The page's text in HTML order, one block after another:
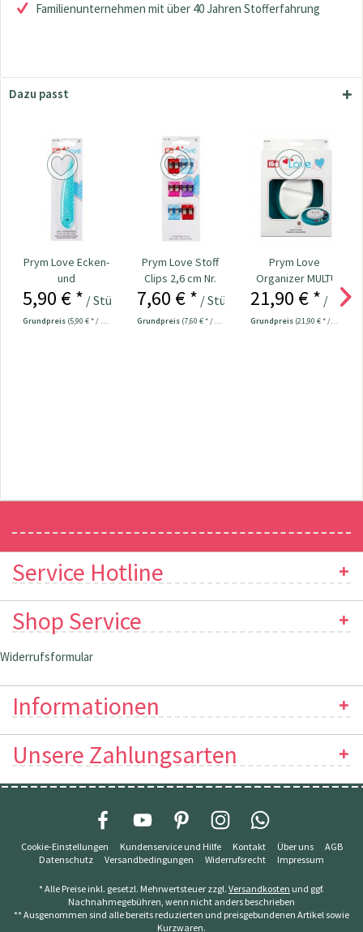
Familienunternehmen mit über 40 Jahren Stofferfahrung
Dazu passt
Prym Love Ecken-
und
Kantenformer Nr.
5,90 € * / Stück
Grundpreis (5,90 € * / 1 Stück)
Prym Love Stoff
Clips 2,6 cm Nr.
610180
7,60 € * / Stück
Grundpreis (7,60 € * / 1 Stück)
Prym Love
Organizer MULTI
Nr. 610286
21,90 € * / Stück
Grundpreis (21,90 € * / 1 Stück)
Service Hotline
Shop Service
Widerrufsformular
Informationen
Unsere Zahlungsarten
Cookie-Einstellungen Kundenservice und Hilfe Kontakt Über uns
AGB
Datenschutz
Versandbedingungen Widerrufsrecht Impressum
* Alle Preise inkl. gesetzl. Mehrwertsteuer zzgl. Versandkosten und ggf.
Nachnahmegebühren, wenn nicht anders beschrieben
** Ausgenommen sind alle bereits reduzierten und preisgebundenen Artikel sowie
Kurzwaren.